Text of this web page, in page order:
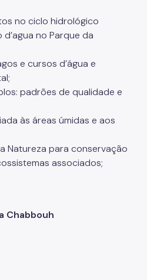
no ciclo hidrológico
no Parque da
e cursos d’água e
padrões de qualidade e
às áreas úmidas e aos
Natureza para conservação
associados;
Chabbouh